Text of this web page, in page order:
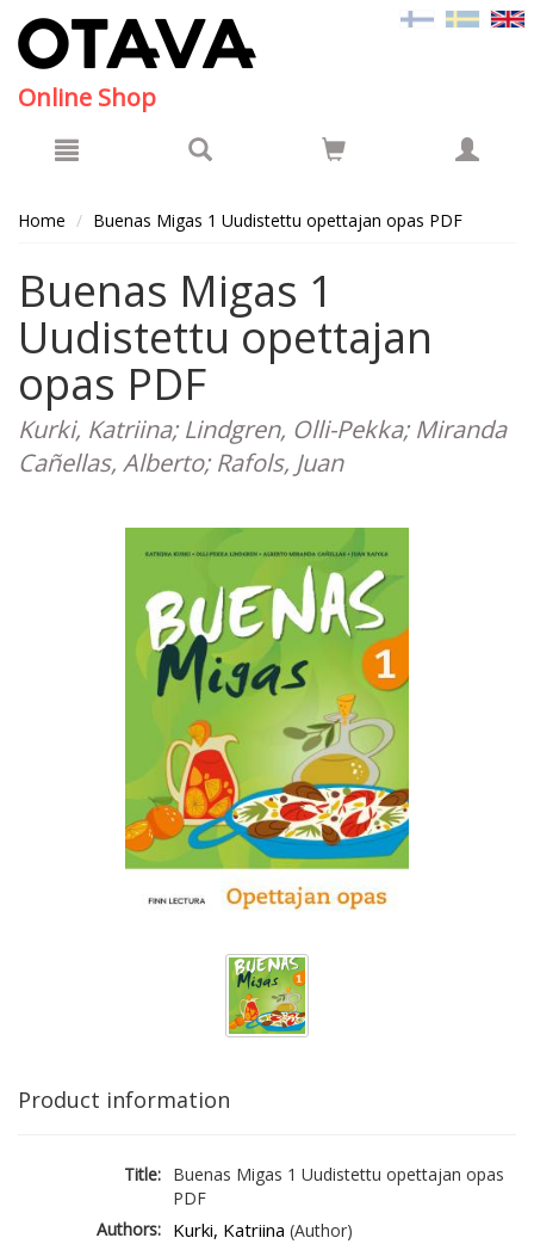
Online Shop
Home Buenas Migas 1 Uudistettu opettajan opas PDF
Buenas Migas 1
Uudistettu opettajan
opas PDF
Kurki, Katriina; Lindgren, Olli-Pekka; Miranda
Cañellas, Alberto; Rafols, Juan
Product information
Title: Buenas Migas 1 Uudistettu opettajan opas
PDF
Authors: Kurki, Katriina (Author)